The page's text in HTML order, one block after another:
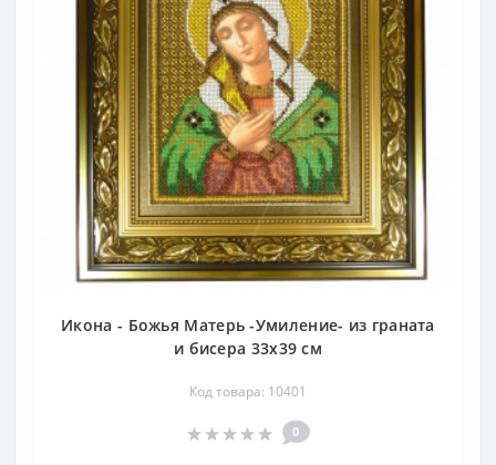
Икона - Божья Матерь -Умиление- из граната
и бисера 33х39 см
Код товара: 10401
0